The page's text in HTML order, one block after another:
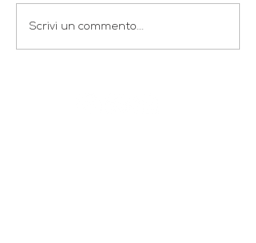
Scrivi un commento...